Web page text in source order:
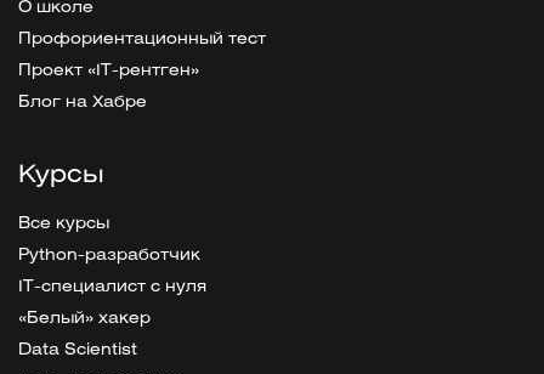
О школе
Профориентационный тест
Проект «IT-рентген»
Блог на Хабре
Курсы
Все курсы
Python-разработчик
IT-специалист с нуля
«Белый» хакер
Data Scientist